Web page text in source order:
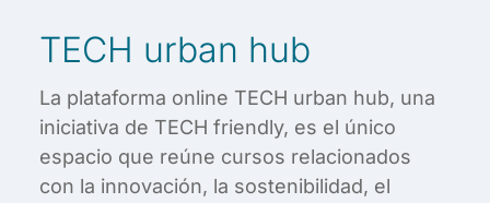
TECH urban hub
La plataforma online TECH urban hub, una
iniciativa de TECH friendly, es el único
espacio que reúne cursos relacionados
con la innovación, la sostenibilidad, el